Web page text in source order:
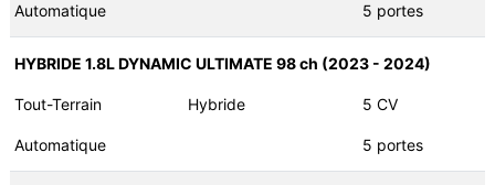
Automatique 5 portes
HYBRIDE 1.8L DYNAMIC ULTIMATE 98 ch (2023 - 2024)
Tout-Terrain Hybride 5 CV
Automatique 5 portes